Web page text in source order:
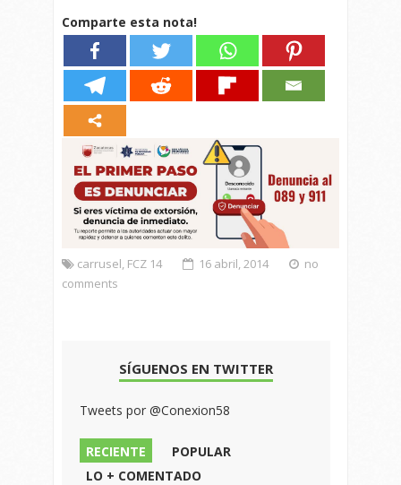
Comparte esta nota!
carrusel, FCZ 14 16 abril, 2014
no
comments
SÍGUENOS EN TWITTER
Tweets por @Conexion58
RECIENTE
POPULAR
LO + COMENTADO